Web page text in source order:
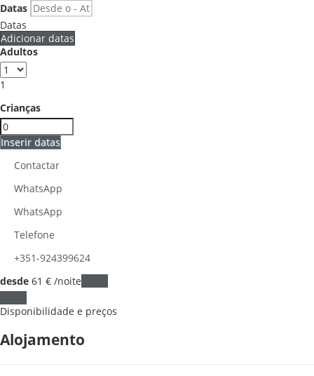
Datas
Datas
Adicionar datas
Adultos
1
Crianças
Inserir datas
Contactar
WhatsApp
WhatsApp
Telefone
+351-924399624
desde 61 € /noite
Disponibilidade e preços
Alojamento